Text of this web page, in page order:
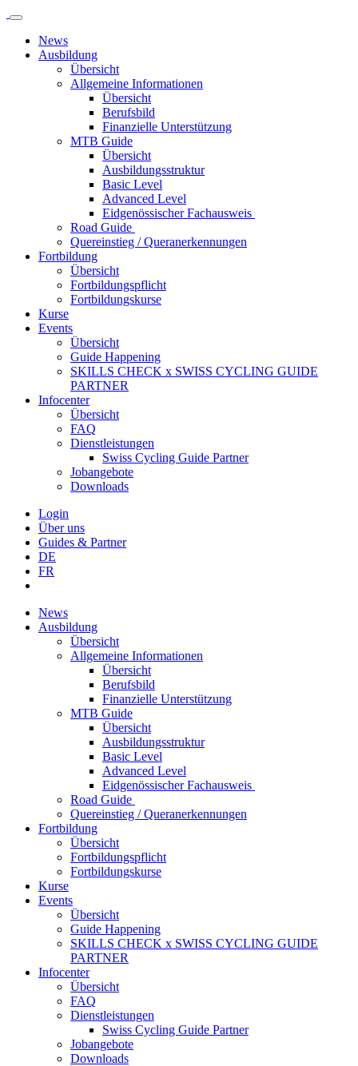
News
Ausbildung
Übersicht
Allgemeine Informationen
Übersicht
Berufsbild
Finanzielle Unterstützung
MTB Guide
Übersicht
Ausbildungsstruktur
Basic Level
Advanced Level
Eidgenössischer Fachausweis
Road Guide
Quereinstieg / Queranerkennungen
Fortbildung
Übersicht
Fortbildungspflicht
Fortbildungskurse
Kurse
Events
Übersicht
Guide Happening
SKILLS CHECK x SWISS CYCLING GUIDE
PARTNER
Infocenter
Übersicht
FAQ
Dienstleistungen
Swiss Cycling Guide Partner
Jobangebote
Downloads
Login
Über uns
Guides & Partner
DE
FR
News
Ausbildung
Übersicht
Allgemeine Informationen
Übersicht
Berufsbild
Finanzielle Unterstützung
MTB Guide
Übersicht
Ausbildungsstruktur
Basic Level
Advanced Level
Eidgenössischer Fachausweis
Road Guide
Quereinstieg / Queranerkennungen
Fortbildung
Übersicht
Fortbildungspflicht
Fortbildungskurse
Kurse
Events
Übersicht
Guide Happening
SKILLS CHECK x SWISS CYCLING GUIDE
PARTNER
Infocenter
Übersicht
FAQ
Dienstleistungen
Swiss Cycling Guide Partner
Jobangebote
Downloads